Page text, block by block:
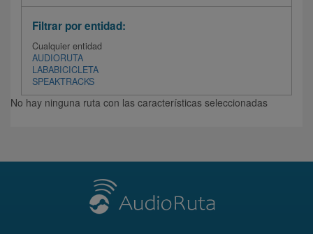
Filtrar por entidad:
Cualquier entidad
AUDIORUTA
LABABICICLETA
SPEAKTRACKS
No hay ninguna ruta con las características seleccionadas